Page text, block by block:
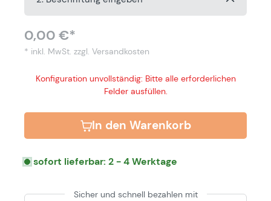
0,00 €*
* inkl. MwSt. zzgl. Versandkosten
Konfiguration unvollständig: Bitte alle erforderlichen
Felder ausfüllen.
In den Warenkorb
sofort lieferbar: 2 - 4 Werktage
Sicher und schnell bezahlen mit